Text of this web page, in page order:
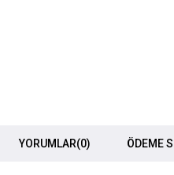
YORUMLAR(0) ÖDEME